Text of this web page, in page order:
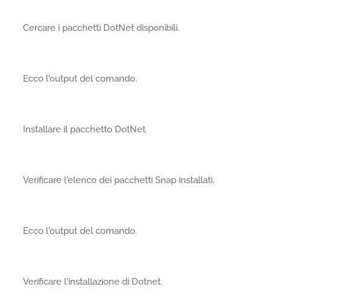
Cercare i pacchetti DotNet disponibili.
Ecco l'output del comando.
Installare il pacchetto DotNet.
Verificare l'elenco dei pacchetti Snap installati.
Ecco l'output del comando.
Verificare l'installazione di Dotnet.